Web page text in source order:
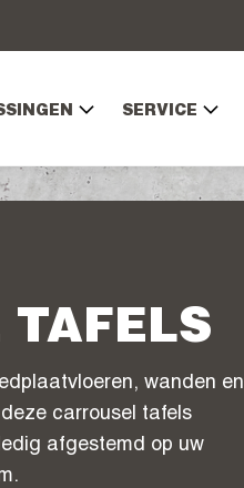
SERVICE
TAFELS
wanden en
carrousel tafels
afgestemd op uw